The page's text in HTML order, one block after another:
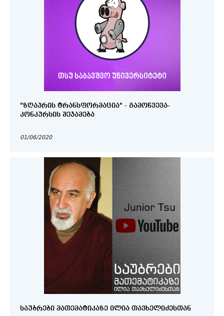
"ᲖᲦᲐᲞᲠᲘᲡ ᲢᲠᲐᲜᲡᲤᲝᲠᲛᲐᲪᲘᲐ" - ᲒᲐᲛᲝᲬᲕᲔᲕᲐ-
ᲙᲝᲜᲙᲣᲠᲡᲘᲡ ᲨᲔᲯᲐᲛᲔᲑᲐ
01/06/2020
ᲡᲐᲣᲑᲠᲔᲑᲘ ᲛᲐᲗᲔᲛᲐᲢᲘᲙᲐᲖᲔ ᲘᲚᲘᲐ ᲗᲐᲕᲮᲔᲚᲘᲫᲔᲡᲗᲐᲜ